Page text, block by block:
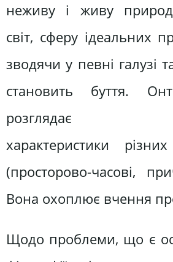
неживу і живу
світ, сферу ідеальних
зводячи у певні галузі
становить буття.
розглядає
характеристики
(просторово-часові,
Вона охоплює вчення
Щодо проблеми, що є